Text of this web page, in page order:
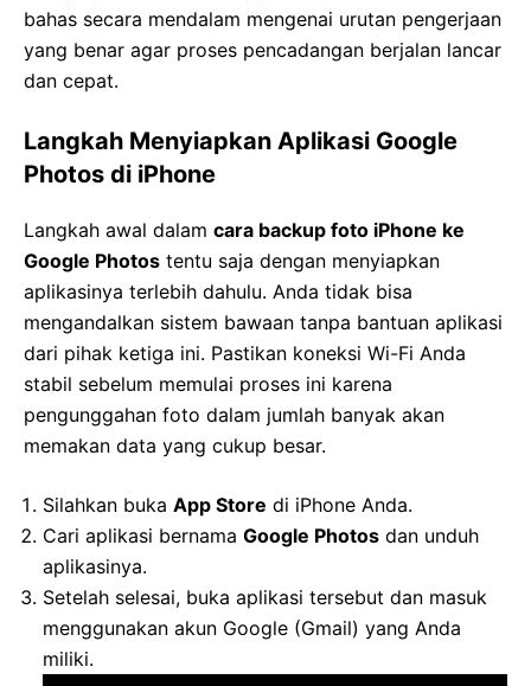
bahas secara mendalam mengenai urutan pengerjaan
yang benar agar proses pencadangan berjalan lancar
dan cepat.
Langkah Menyiapkan Aplikasi Google
Photos di iPhone
Langkah awal dalam cara backup foto iPhone ke
Google Photos tentu saja dengan menyiapkan
aplikasinya terlebih dahulu. Anda tidak bisa
mengandalkan sistem bawaan tanpa bantuan aplikasi
dari pihak ketiga ini. Pastikan koneksi Wi-Fi Anda
stabil sebelum memulai proses ini karena
pengunggahan foto dalam jumlah banyak akan
memakan data yang cukup besar.
Silahkan buka App Store di iPhone Anda.
Cari aplikasi bernama Google Photos dan unduh
aplikasinya.
Setelah selesai, buka aplikasi tersebut dan masuk
menggunakan akun Google (Gmail) yang Anda
miliki.